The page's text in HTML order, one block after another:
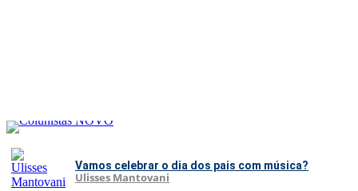
Vamos celebrar o dia dos pais com música?
Ulisses Mantovani